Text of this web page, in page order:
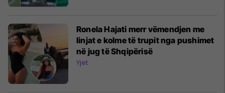
Ronela Hajati merr vëmendjen me
linjat e kolme të trupit nga pushimet
në jug të Shqipërisë
Yjet